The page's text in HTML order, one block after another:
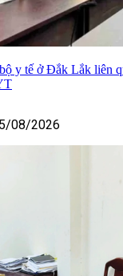
y tế ở Đắk Lắk liên
08/2026